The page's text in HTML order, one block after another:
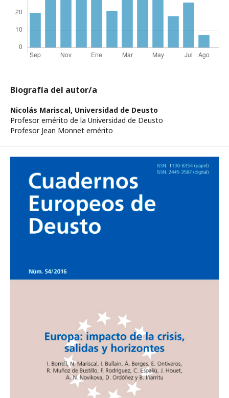
Biografía del autor/a
Nicolás Mariscal, Universidad de Deusto
Profesor emérito de la Universidad de Deusto
Profesor Jean Monnet emérito